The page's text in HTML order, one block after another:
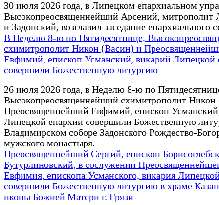
30 июля 2026 года, в Липецком епархиальном
Высокопреосвященнейший Арсений, митрополит
и Задонский, возглавил заседание епархиального
В Неделю 8-ю по Пятидесятнице,
схимитрополит Никон (Васин) и
Евфимий, епископ Усманский, викарий Липецкой
совершили Божественную литургию
26 июля 2026 года, в Неделю 8-ю по
Высокопреосвященнейший схимитрополит Никон
Преосвященнейший Евфимий, епископ
Липецкой епархии совершили Божественную
Владимирском соборе Задонского Рождество-
мужского монастыря.
Преосвященнейший Сергий, епископ
Бутурлиновский, в сослужении
Евфимия, епископа Усманского, викария
совершили Божественную литургию в храме
иконы Божией Матери г. Грязи